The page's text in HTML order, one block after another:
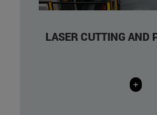
LASER CUTTING AND
+